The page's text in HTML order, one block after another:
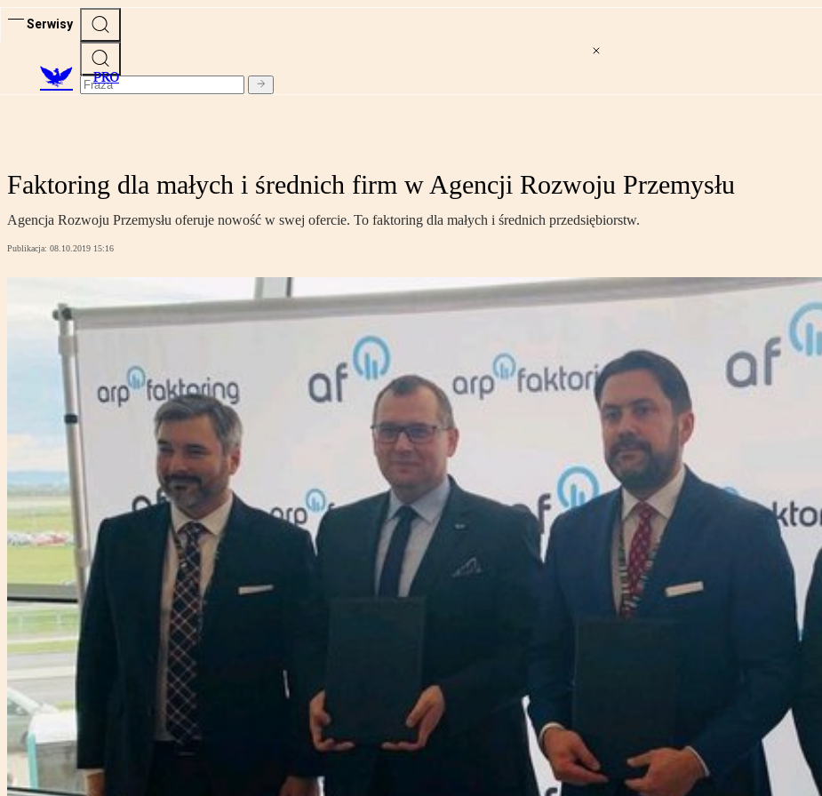
Serwisy
PRO
Faktoring dla małych i średnich firm w Agencji Rozwoju Przemysłu
Agencja Rozwoju Przemysłu oferuje nowość w swej ofercie. To faktoring dla małych i średnich przedsiębiorstw.
Publikacja: 08.10.2019 15:16